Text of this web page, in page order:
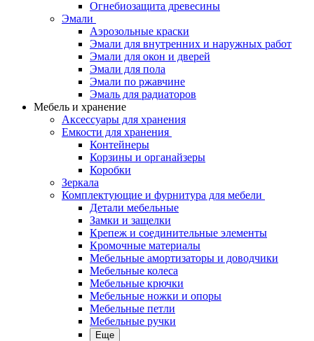
Огнебиозащита древесины
Эмали
Аэрозольные краски
Эмали для внутренних и наружных работ
Эмали для окон и дверей
Эмали для пола
Эмали по ржавчине
Эмаль для радиаторов
Мебель и хранение
Аксессуары для хранения
Емкости для хранения
Контейнеры
Корзины и органайзеры
Коробки
Зеркала
Комплектующие и фурнитура для мебели
Детали мебельные
Замки и защелки
Крепеж и соединительные элементы
Кромочные материалы
Мебельные амортизаторы и доводчики
Мебельные колеса
Мебельные крючки
Мебельные ножки и опоры
Мебельные петли
Мебельные ручки
Еще